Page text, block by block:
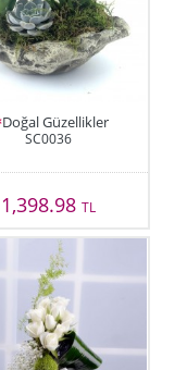
Doğal Güzellikler
SC0036
1,398.98 TL